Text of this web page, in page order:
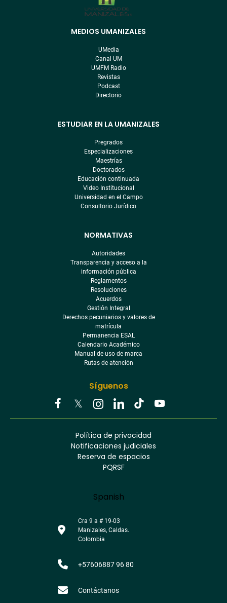
Síguenos
TwitterInstagramLinkedinTiktokYoutube
MEDIOS UMANIZALES
UMedia
Canal UM
UMFM Radio
Revistas
Podcast
Directorio
ESTUDIAR EN LA UMANIZALES
Pregrados
Especializaciones
Maestrías
Doctorados
Educación continuada
Video Institucional
Universidad en el Campo
Consultorio Jurídico
NORMATIVAS
Autoridades
Transparencia y acceso a la
información pública
Reglamentos
Resoluciones
Acuerdos
Gestión Integral
Derechos pecuniarios y valores de
matrícula
Permanencia ESAL
Calendario Académico
Manual de uso de marca
Rutas de atención
Política de privacidad
Notificaciones judiciales
Reserva de espacios
PQRSF
Language
Spanish
Cra 9 a # 19-03
Manizales, Caldas.
Colombia
+57606887 96 80
Contáctanos